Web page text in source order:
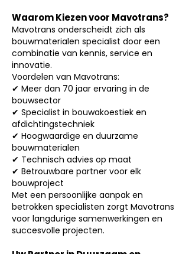
Waarom Kiezen voor Mavotrans?
Mavotrans onderscheidt zich als
bouwmaterialen specialist door een
combinatie van kennis, service en
innovatie.
Voordelen van Mavotrans:
✔ Meer dan 70 jaar ervaring in de
bouwsector
✔ Specialist in bouwakoestiek en
afdichtingstechniek
✔ Hoogwaardige en duurzame
bouwmaterialen
✔ Technisch advies op maat
✔ Betrouwbare partner voor elk
bouwproject
Met een persoonlijke aanpak en
betrokken specialisten zorgt Mavotrans
voor langdurige samenwerkingen en
succesvolle projecten.